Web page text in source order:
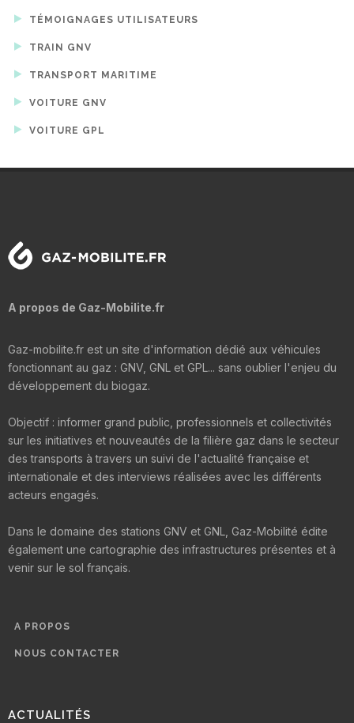
TÉMOIGNAGES UTILISATEURS
TRAIN GNV
TRANSPORT MARITIME
VOITURE GNV
VOITURE GPL
A propos de Gaz-Mobilite.fr
Gaz-mobilite.fr est un site d'information dédié aux véhicules
fonctionnant au gaz : GNV, GNL et GPL... sans oublier l'enjeu du
développement du biogaz.
Objectif : informer grand public, professionnels et collectivités
sur les initiatives et nouveautés de la filière gaz dans le secteur
des transports à travers un suivi de l'actualité française et
internationale et des interviews réalisées avec les différents
acteurs engagés.
Dans le domaine des stations GNV et GNL, Gaz-Mobilité édite
également une cartographie des infrastructures présentes et à
venir sur le sol français.
A PROPOS
NOUS CONTACTER
ACTUALITÉS